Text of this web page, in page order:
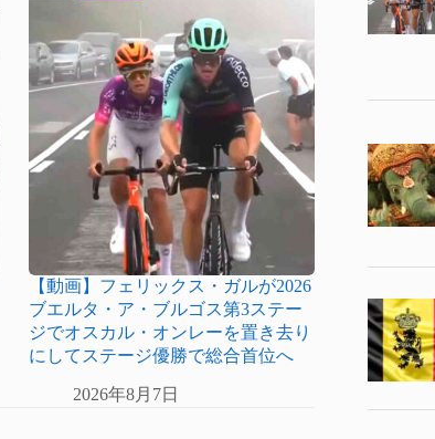
【動画】フェリックス・ガルが2026
ブエルタ・ア・ブルゴス第3ステー
ジでオスカル・オンレーを置き去り
にしてステージ優勝で総合首位へ
2026年8月7日